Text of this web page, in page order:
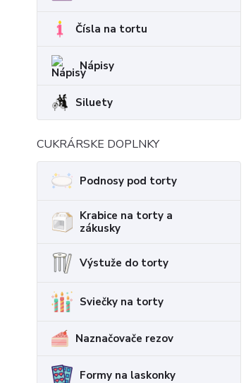
Čísla na tortu
Nápisy
Siluety
CUKRÁRSKE DOPLNKY
Podnosy pod torty
Krabice na torty a
zákusky
Výstuže do torty
Sviečky na torty
Naznačovače rezov
Formy na laskonky